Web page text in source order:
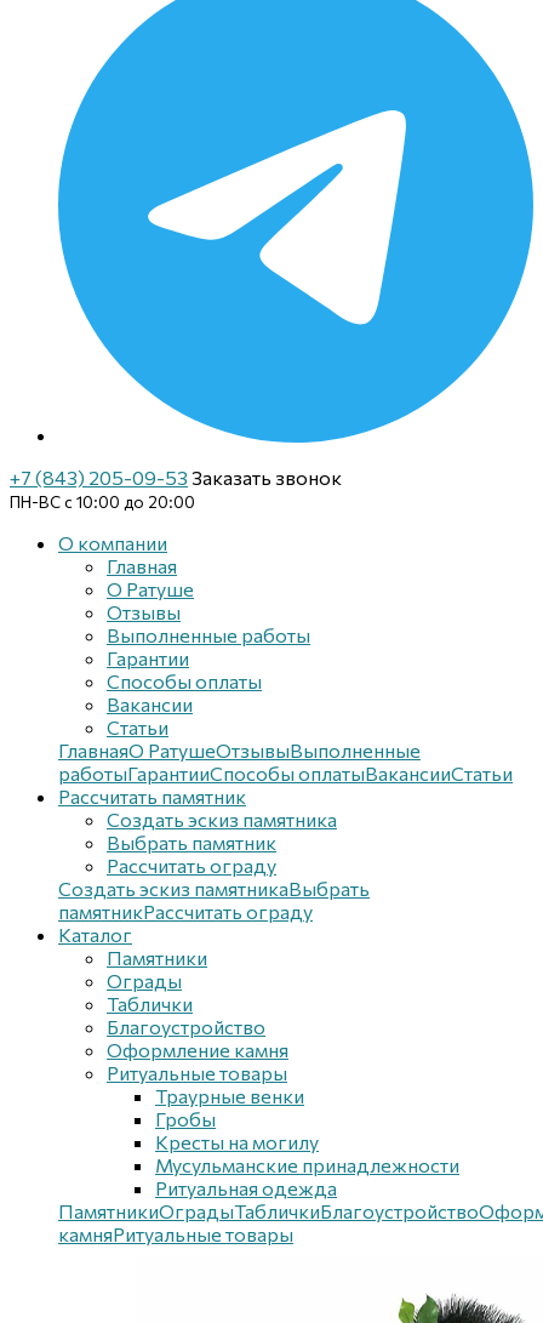
+7 (843) 205-09-53 Заказать звонок
ПН-ВС с 10:00 до 20:00
О компании
Главная
О Ратуше
Отзывы
Выполненные работы
Гарантии
Способы оплаты
Вакансии
Статьи
ГлавнаяО РатушеОтзывыВыполненные
работыГарантииСпособы оплатыВакансииСтатьи
Рассчитать памятник
Создать эскиз памятника
Выбрать памятник
Рассчитать ограду
Создать эскиз памятникаВыбрать
памятникРассчитать ограду
Каталог
Памятники
Ограды
Таблички
Благоустройствo
Оформление камня
Ритуальные товары
Траурные венки
Гробы
Кресты на могилу
Мусульманские принадлежности
Ритуальная одежда
ПамятникиОградыТабличкиБлагоустройствo
камняРитуальные товары